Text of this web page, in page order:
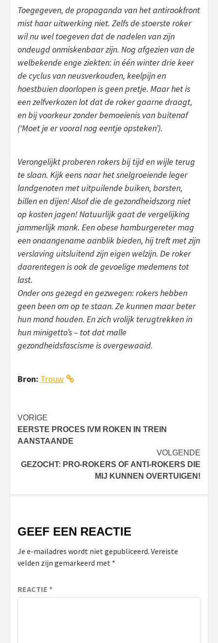
Toegegeven, de propaganda van het antirookfront
mist haar uitwerking niet. Zelfs de stoerste roker
wil nu wel toegeven dat de nadelen van zijn
ondeugd onmiskenbaar zijn. Nog afgezien van de
welbekende enge ziekten: in één winter drie keer
de cyclus van neusverkouden, keelpijn en
hoestbuien doorlopen is geen pretje. Maar het is
een zelfverkozen lot dat de roker gaarne draagt,
en bij voorkeur zonder bemoeienis van buitenaf
(‘Moet je er vooral nog eentje opsteken’).
Verongelijkt proberen rokers bij tijd en wijle terug
te slaan. Kijk eens naar het snelgroeiende leger
landgenoten met uitpuilende buiken, borsten,
billen en dijen! Alsof die de gezondheidszorg niet
op kosten jagen! Natuurlijk gaat de vergelijking
jammerlijk mank. Een obese hamburgereter mag
een onaangename aanblik bieden, hij treft met zijn
verslaving uitsluitend zijn eigen welzijn. De roker
daarentegen is ook de gevoelige medemens tot
last.
Onder ons gezegd en gezwegen: rokers hebben
geen been om op te staan. Ze kunnen maar beter
hun mond houden. En zich vrolijk terugtrekken in
hun minigetto’s – tot dat malle
gezondheidsfascisme is overgewaaid.
Bron: Trouw
Bericht
navigatie
VORIGE
EERSTE PROCES IVM ROKEN IN TREIN
AANSTAANDE
VOLGENDE
GEZOCHT: PRO-ROKERS OF ANTI-ROKERS DIE
MIJ KUNNEN OVERTUIGEN!
GEEF EEN REACTIE
Je e-mailadres wordt niet gepubliceerd. Vereiste
velden zijn gemarkeerd met *
REACTIE *